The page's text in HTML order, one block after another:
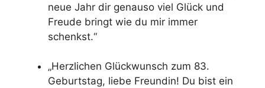
neue Jahr dir genauso viel Glück und
Freude bringt wie du mir immer
schenkst.“
„Herzlichen Glückwunsch zum 83.
Geburtstag, liebe Freundin! Du bist ein